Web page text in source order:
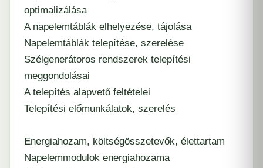
optimalizálása
A napelemtáblák elhelyezése, tájolása
Napelemtáblák telepítése, szerelése
Szélgenerátoros rendszerek telepítési
meggondolásai
A telepítés alapvető feltételei
Telepítési előmunkálatok, szerelés
Energiahozam, költségösszetevők, élettartam
Napelemmodulok energiahozama